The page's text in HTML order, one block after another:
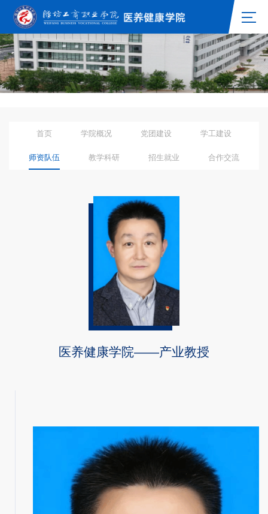
首页 学院概况 党团建设 学工建设
师资队伍 教学科研 招生就业 合作交流
医养健康学院——产业教授